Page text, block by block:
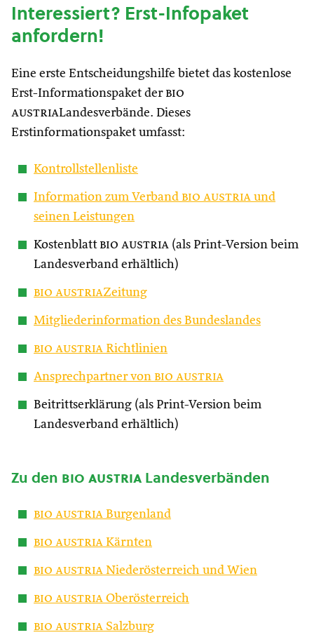
Interessiert? Erst-Infopaket
anfordern!
Eine erste Entscheidungshilfe bietet das kostenlose
Erst-Informationspaket der bio
austriaLandesverbände. Dieses
Erstinformationspaket umfasst:
Kontrollstellenliste
Information zum Verband bio austria und
seinen Leistungen
Kostenblatt bio austria (als Print-Version beim
Landesverband erhältlich)
bio austriaZeitung
Mitgliederinformation des Bundeslandes
bio austria Richtlinien
Ansprechpartner von bio austria
Beitrittserklärung (als Print-Version beim
Landesverband erhältlich)
Zu den bio austria Landesverbänden
bio austria Burgenland
bio austria Kärnten
bio austria Niederösterreich und Wien
bio austria Oberösterreich
bio austria Salzburg